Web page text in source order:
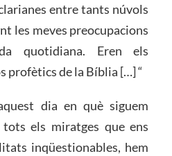
entre tants núvols
les meves preocupacions
quotidiana. Eren els
profètics de la Bíblia […] “
dia en què siguem
tots els miratges que ens
inqüestionables, hem